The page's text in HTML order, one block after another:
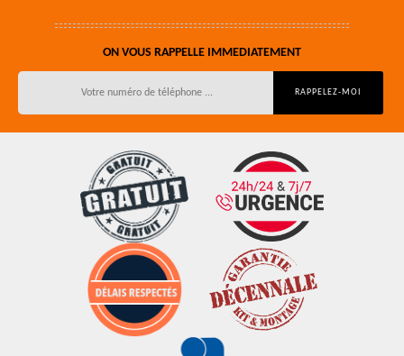
ON VOUS RAPPELLE IMMEDIATEMENT